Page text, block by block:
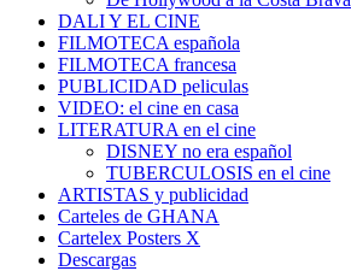
DALI Y EL CINE
FILMOTECA española
FILMOTECA francesa
PUBLICIDAD peliculas
VIDEO: el cine en casa
LITERATURA en el cine
DISNEY no era español
TUBERCULOSIS en el cine
ARTISTAS y publicidad
Carteles de GHANA
Cartelex Posters X
Descargas